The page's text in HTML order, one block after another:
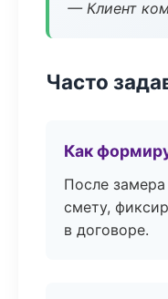
— Клиент
Часто
Как
После
смету,
в договоре.